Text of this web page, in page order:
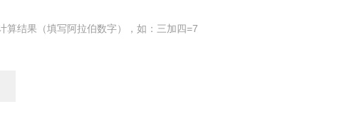
算结果（填写阿拉伯数字），如：三加四=7